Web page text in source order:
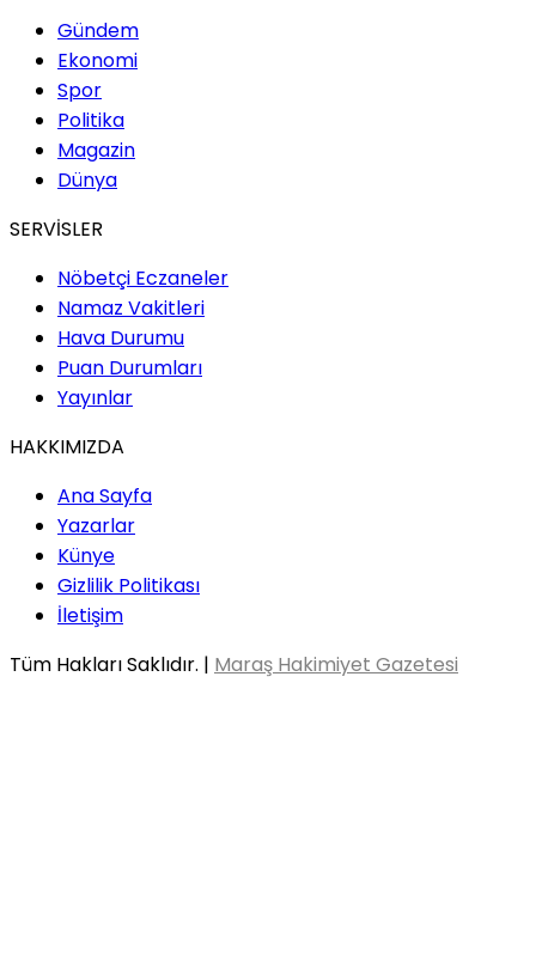
Gündem
Ekonomi
Spor
Politika
Magazin
Dünya
SERVİSLER
Nöbetçi Eczaneler
Namaz Vakitleri
Hava Durumu
Puan Durumları
Yayınlar
HAKKIMIZDA
Ana Sayfa
Yazarlar
Künye
Gizlilik Politikası
İletişim
Tüm Hakları Saklıdır. | Maraş Hakimiyet Gazetesi